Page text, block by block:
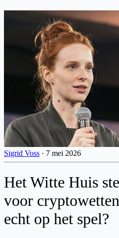
Sigrid Voss · 7 mei 2026
Het Witte Huis
voor
echt op het spel?